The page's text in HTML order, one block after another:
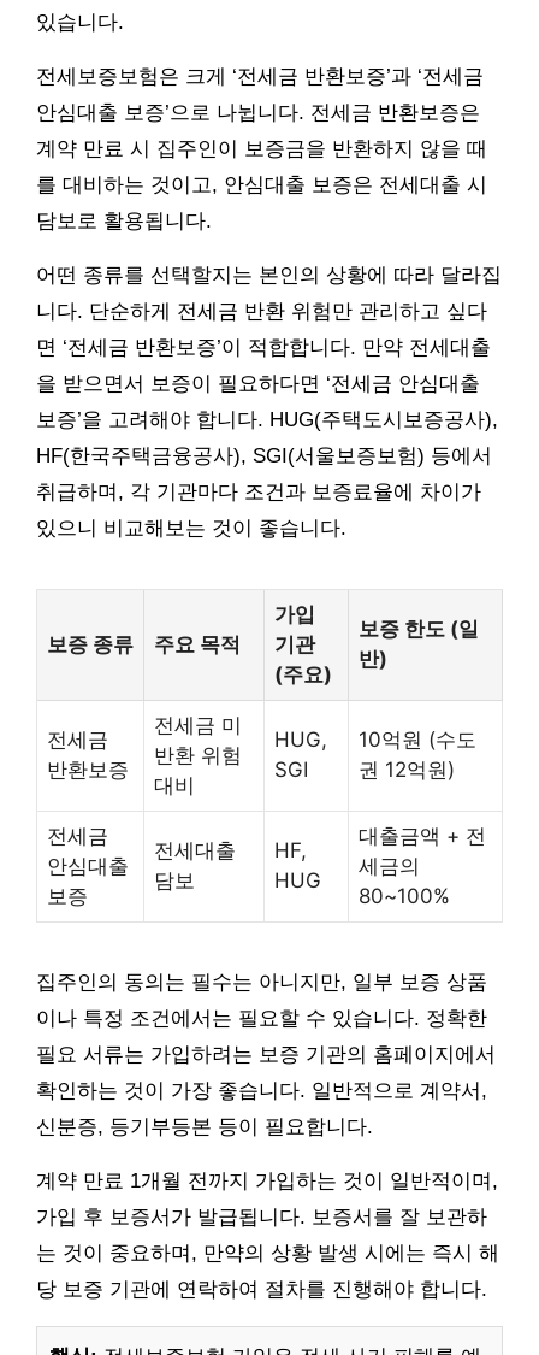
있습니다.
전세보증보험은 크게 ‘전세금 반환보증’과 ‘전세금
안심대출 보증’으로 나뉩니다. 전세금 반환보증은
계약 만료 시 집주인이 보증금을 반환하지 않을 때
를 대비하는 것이고, 안심대출 보증은 전세대출 시
담보로 활용됩니다.
어떤 종류를 선택할지는 본인의 상황에 따라 달라집
니다. 단순하게 전세금 반환 위험만 관리하고 싶다
면 ‘전세금 반환보증’이 적합합니다. 만약 전세대출
을 받으면서 보증이 필요하다면 ‘전세금 안심대출
보증’을 고려해야 합니다. HUG(주택도시보증공사),
HF(한국주택금융공사), SGI(서울보증보험) 등에서
취급하며, 각 기관마다 조건과 보증료율에 차이가
있으니 비교해보는 것이 좋습니다.
보증 종류 주요 목적
가입
기관
(주요)
보증 한도 (일
반)
전세금
반환보증
전세금 미
반환 위험
대비
HUG,
SGI
10억원 (수도
권 12억원)
전세금
안심대출
보증
전세대출
담보
HF,
HUG
대출금액 + 전
세금의
80~100%
집주인의 동의는 필수는 아니지만, 일부 보증 상품
이나 특정 조건에서는 필요할 수 있습니다. 정확한
필요 서류는 가입하려는 보증 기관의 홈페이지에서
확인하는 것이 가장 좋습니다. 일반적으로 계약서,
신분증, 등기부등본 등이 필요합니다.
계약 만료 1개월 전까지 가입하는 것이 일반적이며,
가입 후 보증서가 발급됩니다. 보증서를 잘 보관하
는 것이 중요하며, 만약의 상황 발생 시에는 즉시 해
당 보증 기관에 연락하여 절차를 진행해야 합니다.